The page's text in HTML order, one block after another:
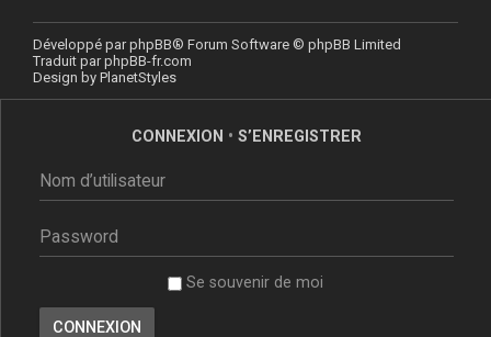
Développé parphpBB® Forum Software © phpBB Limited
Traduit parphpBB-fr.com
Design by PlanetStyles
CONNEXION • S’ENREGISTRER
Se souvenir de moi